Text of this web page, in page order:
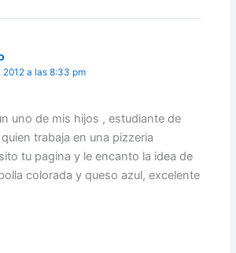
2012 a las 8:33 pm
uno de mis hijos , estudiante de
trabaja en una pizzeria
tu pagina y le encanto la idea de
colorada y queso azul, excelente